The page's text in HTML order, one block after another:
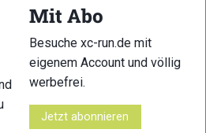
und allem was du sonst noch über
solltest.
oder Profi-Sportler, wir haben
dich! Du kannst uns jederzeit über
Mit Abo
Besuche xc-run.de mit
eigenem Account und völlig
werbefrei.
Jetzt abonnieren